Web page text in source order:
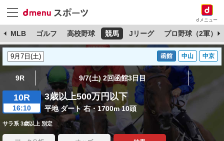
dメニュー
MLB ゴルフ 高校野球 競馬 Jリーグ プロ野球（2軍）
函館 中山 中京
9R 9/7(土) 2回函館3日目
10R
16:10
3歳以上500万円以下
平地 ダート 右・1700m 10頭
サラ系 3歳以上 別定